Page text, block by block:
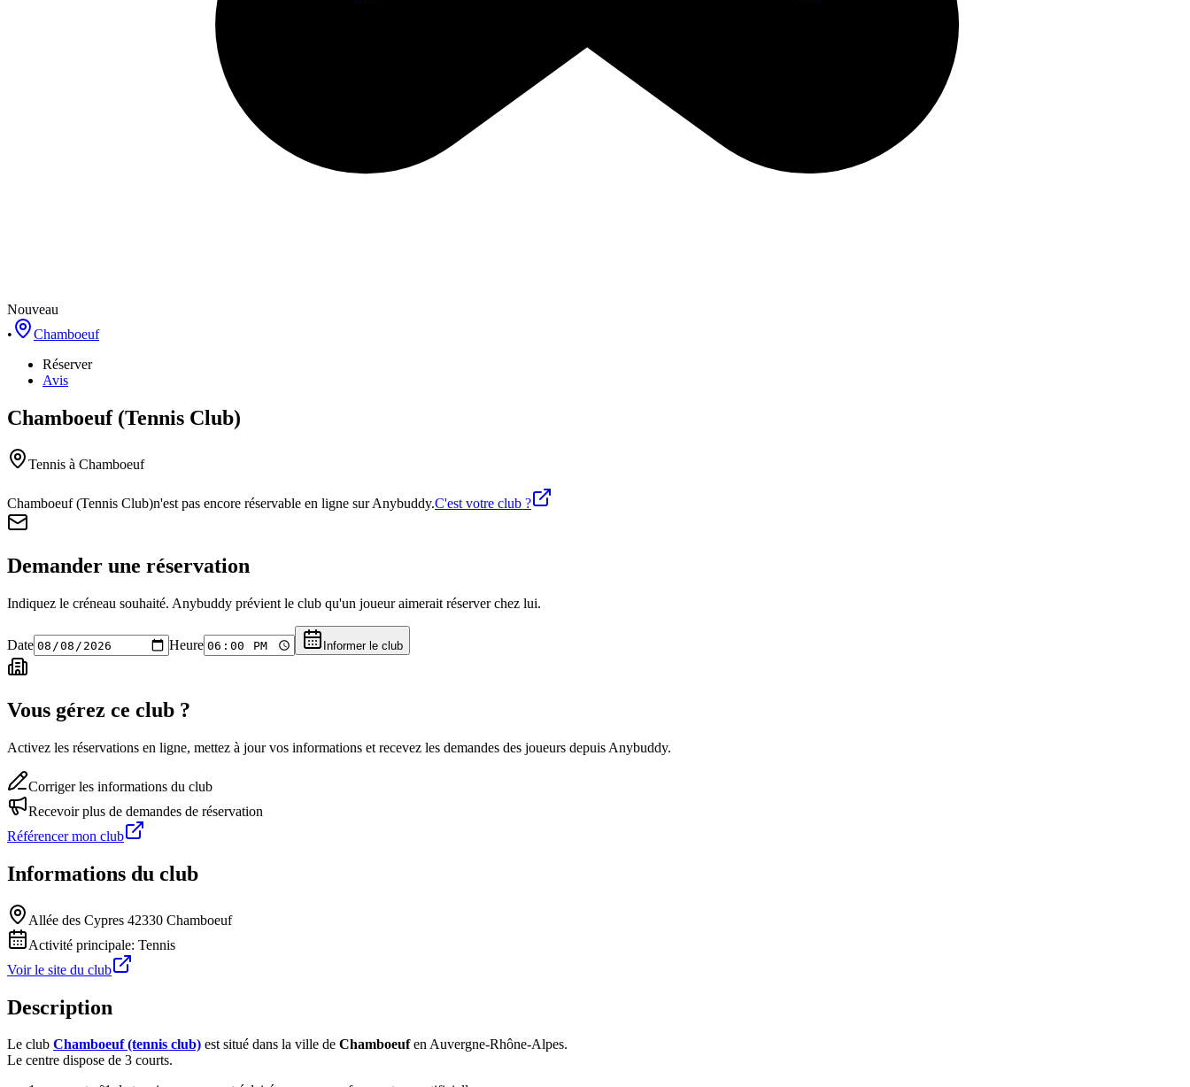
Nouveau
•
Chamboeuf
Réserver
Avis
Chamboeuf (Tennis Club)
Tennis à Chamboeuf
Chamboeuf (Tennis Club)n'est pas encore réservable en ligne sur Anybuddy.C'est votre club ?
Demander une réservation
Indiquez le créneau souhaité. Anybuddy prévient le club qu'un joueur aimerait réserver chez lui.
Date Heure Informer le club
Vous gérez ce club ?
Activez les réservations en ligne, mettez à jour vos informations et recevez les demandes des joueurs depuis Anybuddy.
Corriger les informations du club
Recevoir plus de demandes de réservation
Référencer mon club
Informations du club
Allée des Cypres 42330 Chamboeuf
Activité principale: Tennis
Voir le site du club
Description
Le club Chamboeuf (tennis club) est situé dans la ville de Chamboeufen Auvergne-Rhône-Alpes.
Le centre dispose de 3 courts.